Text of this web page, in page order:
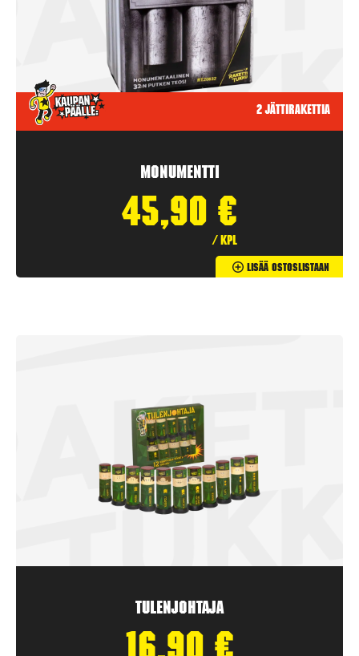
2 jättirakettia
Monumentti
45,90 €
/ kpl
Lisää Ostoslistaan
Tulenjohtaja